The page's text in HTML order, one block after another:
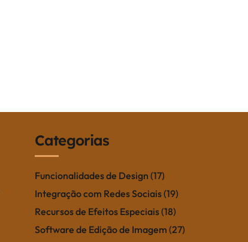
Categorias
Funcionalidades de Design (17)
Integração com Redes Sociais(19)
Recursos de Efeitos Especiais(18)
Software de Edição de Imagem (27)